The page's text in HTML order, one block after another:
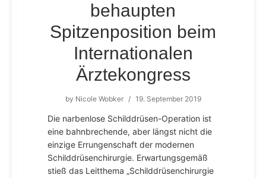
behaupten
Spitzenposition beim
Internationalen
Ärztekongress
by Nicole Wobker / 19. September 2019
Die narbenlose Schilddrüsen-Operation ist
eine bahnbrechende, aber längst nicht die
einzige Errungenschaft der modernen
Schilddrüsenchirurgie. Erwartungsgemäß
stieß das Leitthema „Schilddrüsenchirurgie